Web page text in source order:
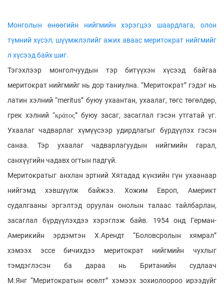
Монголын өнөөгийн нийгмийн хэрэгцээ шаардлага, олон
түмний хүсэл, шүүмжлэлийг ажих аваас меритократ нийгмийг
л хүсээд байх шиг.
Тэгэхлээр монголчуудын тэр битүүхэн хүсээд байгаа
меритократ нийгмийг нь дор таниулна. “Меритократ” гэдэг нь
латин хэлний “meritus” буюу ухаантан, ухаалаг, төгс төгөлдөр,
грек хэлний “κράτος” буюу засаг, засаглал гэсэн утгатай үг.
Ухаалаг чадварлаг хүмүүсээр удирдлагыг бүрдүүлэх гэсэн
санаа. Тэр ухаалаг чадварлагуудын нийгмийн гарал,
санхүүгийн чадавх огтын падгүй.
Меритократыг анхлан эртний Хятадад күнзийн гүн ухаанаар
нийгэмд хэвшүүлж байжээ. Хожим Европ, Америкт
судалгааны эргэлтэд оруулан онолын талаас тайлбарлан,
засаглал бүрдүүлэхдээ хэрэглэж байв. 1954 онд Герман-
Америкийн эрдэмтэн Х.Арендт “Боловсролын хямрал”
хэмээх эссе бичихдээ меритократ нийгмийн чухлыг
тэмдэглэсэн ба дараа нь Британийн судлаач
М.Янг “Меритократын өсөлт” хэмээх зохиолоороо ирээдүйг